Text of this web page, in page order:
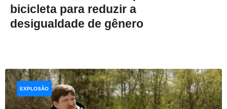
bicicleta para reduzir a
desigualdade de gênero
EXPLOSÃO